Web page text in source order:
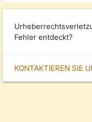
Fehler entdeckt?
KONTAKTIEREN SIE